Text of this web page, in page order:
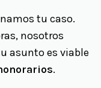
tu caso.
nosotros
asunto es viable
.